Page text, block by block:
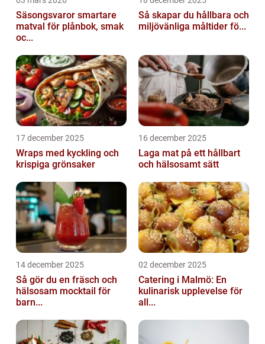
Säsongsvaror smartare
matval för plånbok, smak
oc...
Så skapar du hållbara och
miljövänliga måltider fö...
17 december 2025
Wraps med kyckling och
krispiga grönsaker
16 december 2025
Laga mat på ett hållbart
och hälsosamt sätt
14 december 2025
Så gör du en fräsch och
hälsosam mocktail för
barn...
02 december 2025
Catering i Malmö: En
kulinarisk upplevelse för
all...